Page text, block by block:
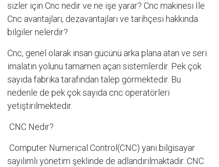
sizler için Cnc nedir ve ne işe yarar? Cnc makinesi İle
Cnc avantajları, dezavantajları ve tarihçesi hakkında
bilgiler nelerdir?
Cnc, genel olarak insan gücünü arka plana atan ve seri
imalatın yolunu tamamen açan sistemlerdir. Pek çok
sayıda fabrika tarafından talep görmektedir. Bu
nedenle de pek çok sayıda cnc operatörleri
yetiştirilmektedir.
CNC Nedir?
Computer Numerical Control(CNC) yani bilgisayar
sayılımlı yönetim şeklinde de adlandırılmaktadır. CNC